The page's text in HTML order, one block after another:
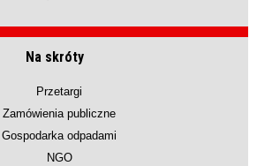
Na skróty
Przetargi
Zamówienia publiczne
Gospodarka odpadami
NGO